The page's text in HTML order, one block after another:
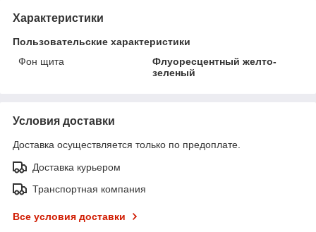
Характеристики
Пользовательские характеристики
Фон щита
Флуоресцентный желто-
зеленый
Условия доставки
Доставка осуществляется только по предоплате.
Доставка курьером
Транспортная компания
Все условия доставки